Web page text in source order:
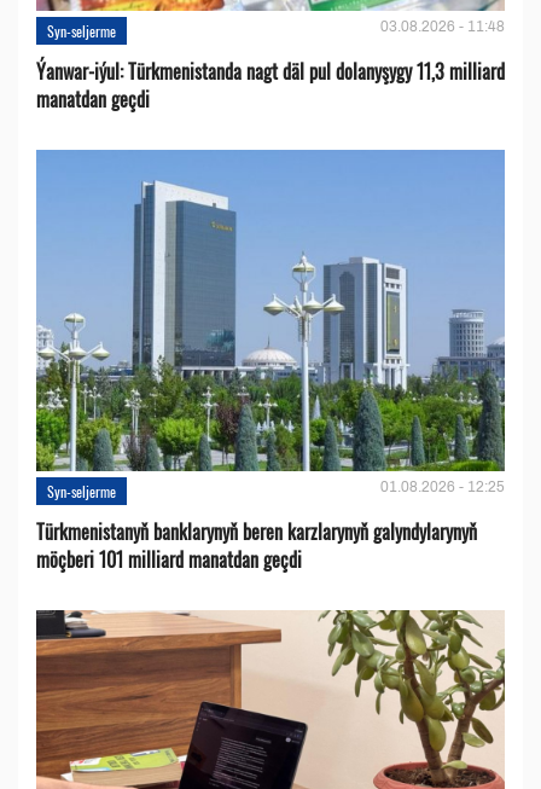
Syn-seljerme 03.08.2026 - 11:48
Ýanwar-iýul: Türkmenistanda nagt däl pul dolanyşygy 11,3 milliard
manatdan geçdi
Syn-seljerme 01.08.2026 - 12:25
Türkmenistanyň banklarynyň beren karzlarynyň galyndylarynyň
möçberi 101 milliard manatdan geçdi